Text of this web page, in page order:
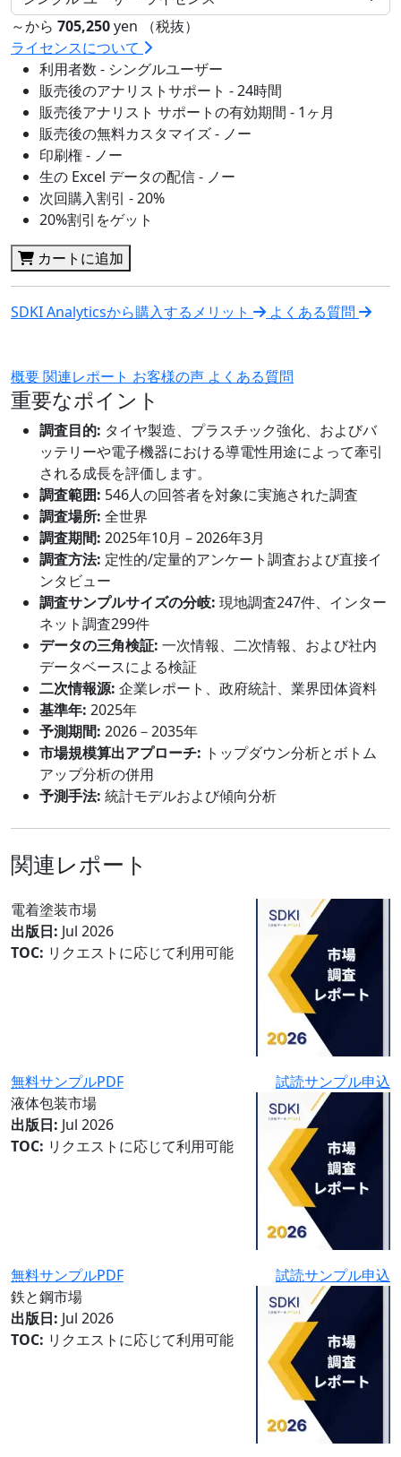
～から 705,250yen （税抜）
ライセンスについて
利用者数 - シングルユーザー
販売後のアナリストサポート - 24時間
販売後アナリスト サポートの有効期間 - 1ヶ月
販売後の無料カスタマイズ - ノー
印刷権 - ノー
生の Excel データの配信 - ノー
次回購入割引 - 20%
20%割引をゲット
カートに追加
SDKI Analyticsから購入するメリット よくある質問
概要関連レポート お客様の声 よくある質問
重要なポイント
調査目的: タイヤ製造、プラスチック強化、およびバ
ッテリーや電子機器における導電性用途によって牽引
される成長を評価します。
調査範囲: 546人の回答者を対象に実施された調査
調査場所: 全世界
調査期間: 2025年10月 – 2026年3月
調査方法: 定性的/定量的アンケート調査および直接イ
ンタビュー
調査サンプルサイズの分岐: 現地調査247件、インター
ネット調査299件
データの三角検証: 一次情報、二次情報、および社内
データベースによる検証
二次情報源: 企業レポート、政府統計、業界団体資料
基準年: 2025年
予測期間: 2026－2035年
市場規模算出アプローチ: トップダウン分析とボトム
アップ分析の併用
予測手法: 統計モデルおよび傾向分析
関連レポート
電着塗装市場
出版日: Jul 2026
TOC: リクエストに応じて利用可能
無料サンプルPDF
試読サンプル申込
液体包装市場
出版日: Jul 2026
TOC: リクエストに応じて利用可能
無料サンプルPDF
試読サンプル申込
鉄と鋼市場
出版日: Jul 2026
TOC: リクエストに応じて利用可能